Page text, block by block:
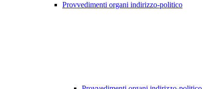
Provvedimenti organi indirizzo-politico